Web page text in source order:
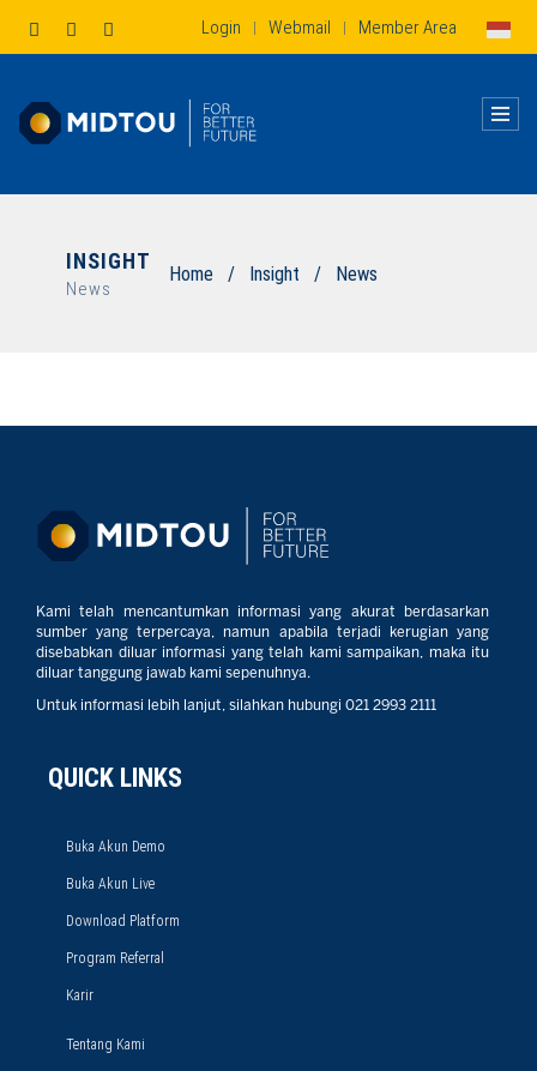
Login | Webmail | Member Area
INSIGHT
News
Home / Insight / News
Kami telah mencantumkan informasi yang akurat berdasarkan
sumber yang terpercaya, namun apabila terjadi kerugian yang
disebabkan diluar informasi yang telah kami sampaikan, maka itu
diluar tanggung jawab kami sepenuhnya.
Untuk informasi lebih lanjut, silahkan hubungi 021 2993 2111
QUICK LINKS
Buka Akun Demo
Buka Akun Live
Download Platform
Program Referral
Karir
Tentang Kami